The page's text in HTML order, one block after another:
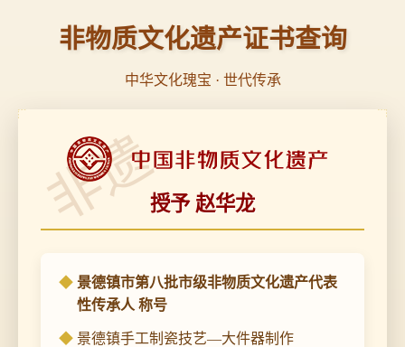
非物质文化遗产证书查询
中华文化瑰宝 · 世代传承
非遗授予 赵华龙
景德镇市第八批市级非物质文化遗产代表
性传承人 称号
景德镇手工制瓷技艺—大件器制作